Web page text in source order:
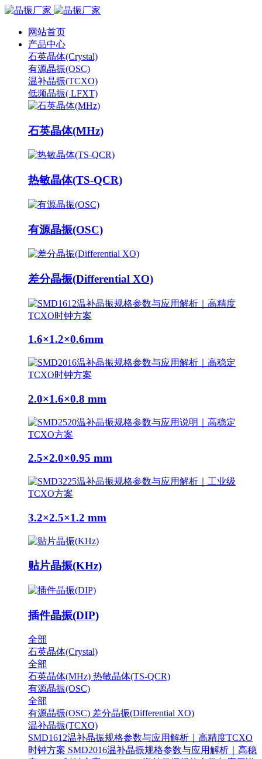
网站首页
产品中心
石英晶体(Crystal)
有源晶振(OSC)
温补晶振(TCXO)
低频晶振( LFXT)
石英晶体(MHz)
热敏晶体(TS-QCR)
有源晶振(OSC)
差分晶振(Differential XO)
1.6×1.2×0.6mm
2.0×1.6×0.8 mm
2.5×2.0×0.95 mm
3.2×2.5×1.2 mm
贴片晶振(KHz)
插件晶振(DIP)
全部
石英晶体(Crystal)
全部
石英晶体(MHz) 热敏晶体(TS-QCR)
有源晶振(OSC)
全部
有源晶振(OSC) 差分晶振(Differential XO)
温补晶振(TCXO)
SMD1612温补晶振规格参数与应用解析｜高精度TCXO
时钟方案 SMD2016温补晶振规格参数与应用解析｜高稳